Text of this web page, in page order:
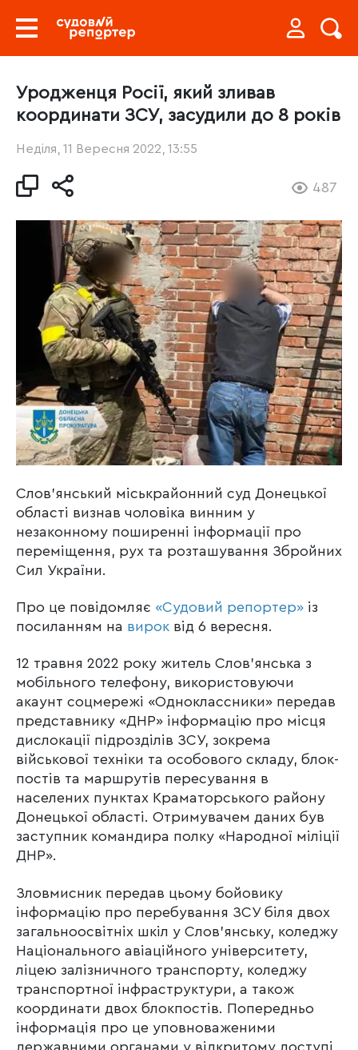
Уродженця Росії, який зливав
координати ЗСУ, засудили до 8 років
Неділя, 11 Вересня 2022, 13:55
487
Слов’янський міськрайонний суд Донецької
області визнав чоловіка винним у
незаконному поширенні інформації про
переміщення, рух та розташування Збройних
Сил України.
Про це повідомляє «Судовий репортер» із
посиланням на вирок від 6 вересня.
12 травня 2022 року житель Слов’янська з
мобільного телефону, використовуючи
акаунт соцмережі «Одноклассники» передав
представнику «ДНР» інформацію про місця
дислокації підрозділів ЗСУ, зокрема
військової техніки та особового складу, блок-
постів та маршрутів пересування в
населених пунктах Краматорського району
Донецької області. Отримувачем даних був
заступник командира полку «Народної міліції
ДНР».
Зловмисник передав цьому бойовику
інформацію про перебування ЗСУ біля двох
загальноосвітніх шкіл у Слов’янську, коледжу
Національного авіаційного університету,
ліцею залізничного транспорту, коледжу
транспортної інфраструктури, а також
координати двох блокпостів. Попередньо
інформація про це уповноваженими
державними органами у відкритому доступі